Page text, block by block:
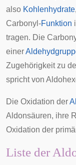
also Kohlenhydrate
Carbonyl -Funktion
tragen. Die
einer
Zugehörigkeit zu
spricht von
Die Oxidation der
Aldonsäuren, ihre
Oxidation der
Liste der